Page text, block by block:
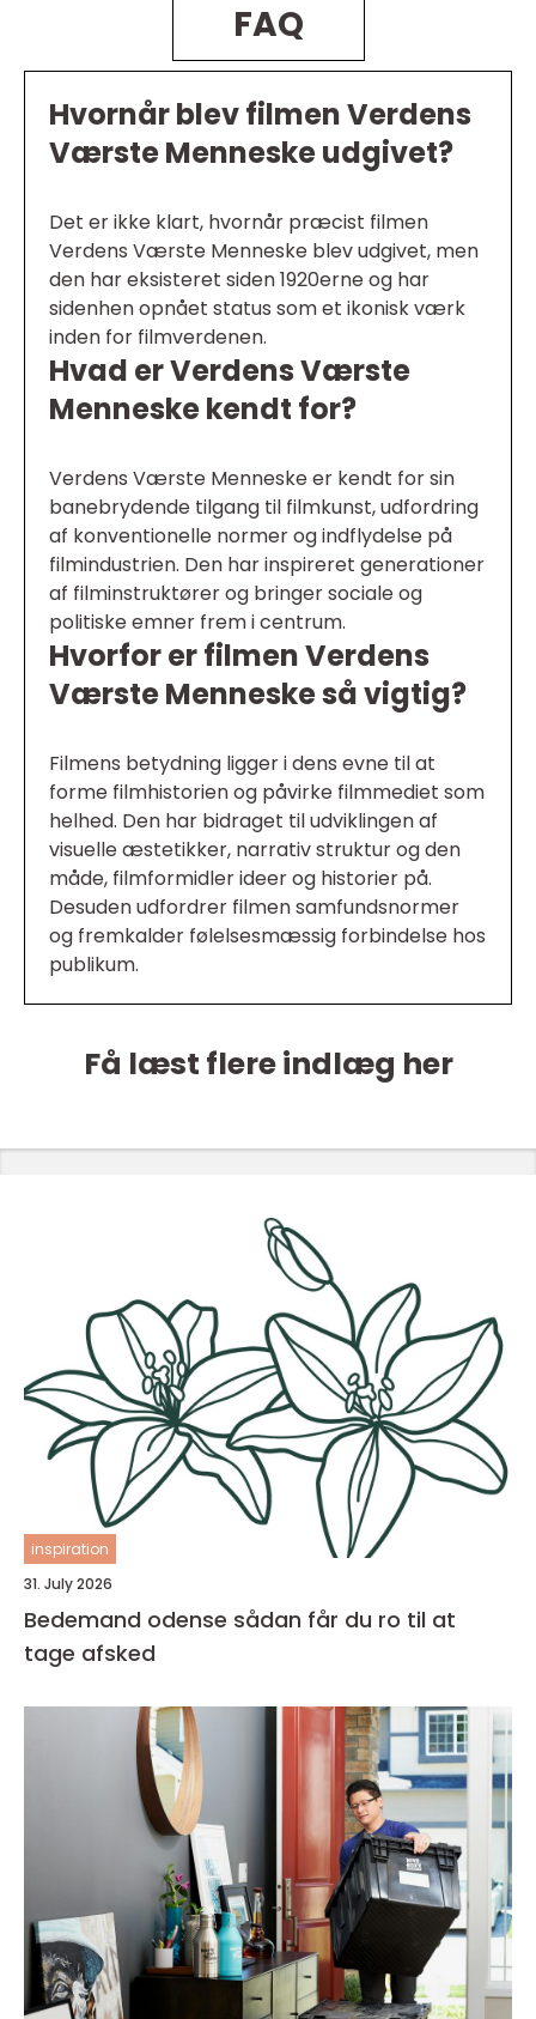
FAQ
Hvornår blev filmen Verdens
Værste Menneske udgivet?
Det er ikke klart, hvornår præcist filmen
Verdens Værste Menneske blev udgivet, men
den har eksisteret siden 1920erne og har
sidenhen opnået status som et ikonisk værk
inden for filmverdenen.
Hvad er Verdens Værste
Menneske kendt for?
Verdens Værste Menneske er kendt for sin
banebrydende tilgang til filmkunst, udfordring
af konventionelle normer og indflydelse på
filmindustrien. Den har inspireret generationer
af filminstruktører og bringer sociale og
politiske emner frem i centrum.
Hvorfor er filmen Verdens
Værste Menneske så vigtig?
Filmens betydning ligger i dens evne til at
forme filmhistorien og påvirke filmmediet som
helhed. Den har bidraget til udviklingen af
visuelle æstetikker, narrativ struktur og den
måde, filmformidler ideer og historier på.
Desuden udfordrer filmen samfundsnormer
og fremkalder følelsesmæssig forbindelse hos
publikum.
Få læst flere indlæg her
inspiration
31. July 2026
Bedemand odense sådan får du ro til at
tage afsked